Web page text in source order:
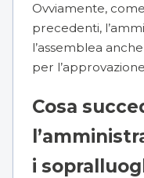
Ovviamente,
precedenti,
l’assemblea
per
Cosa
i